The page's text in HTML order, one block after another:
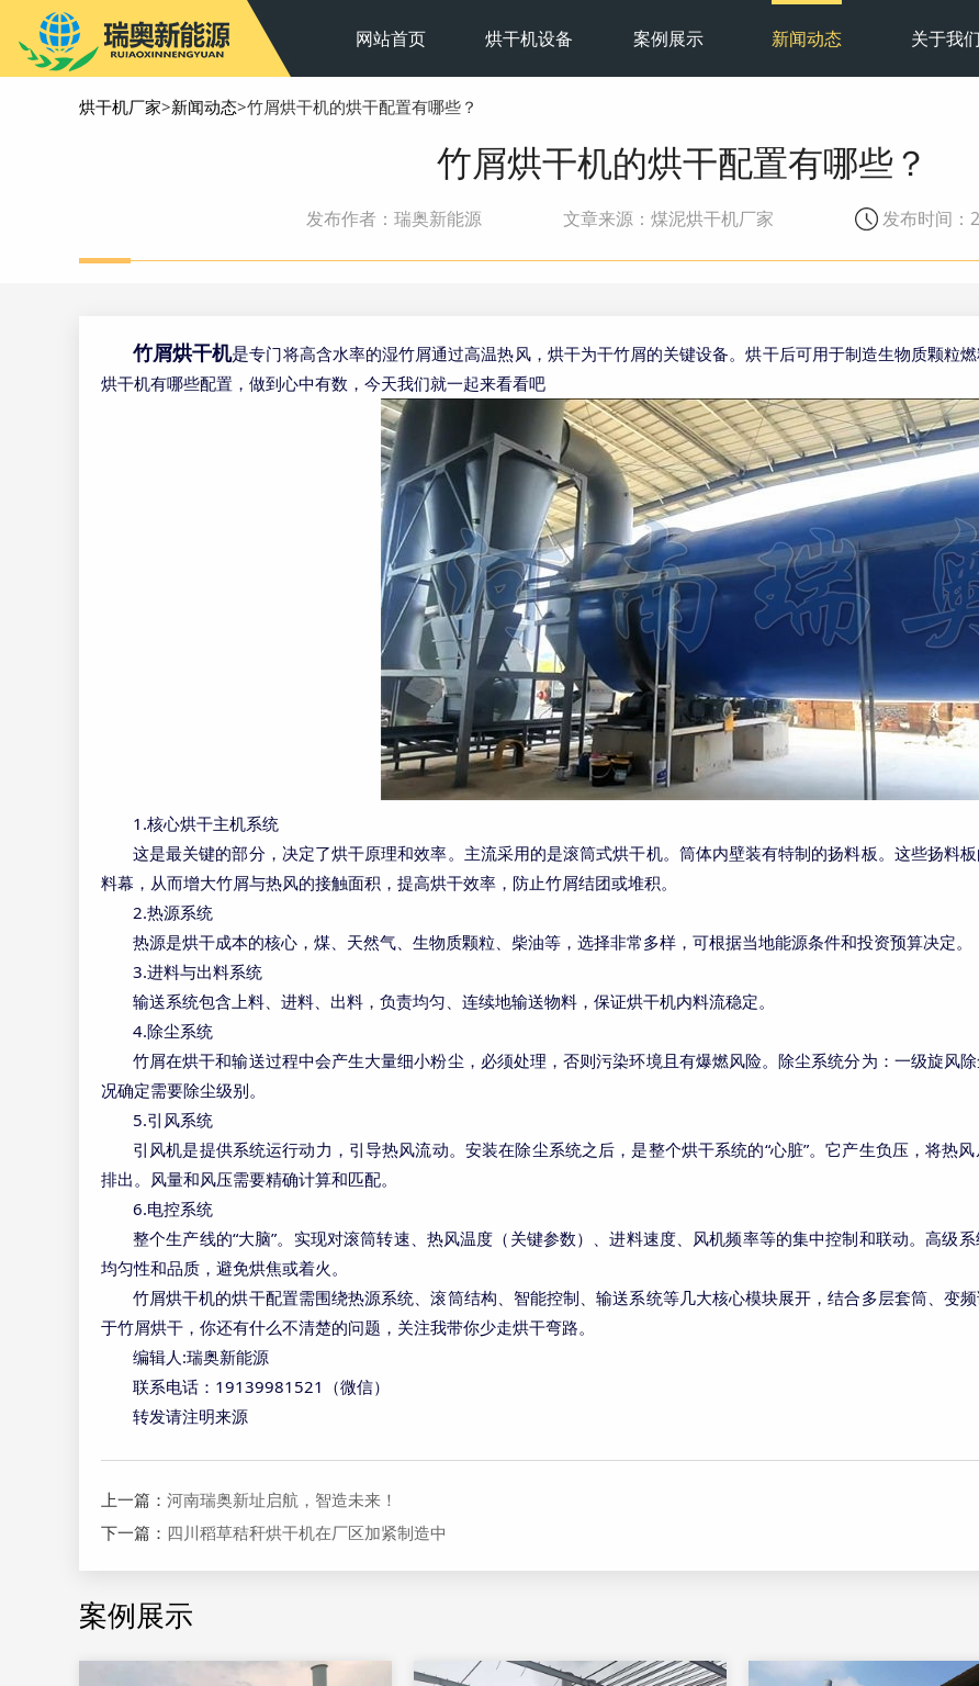
网站首页 烘干机设备 案例展示 新闻动态 关于我们
烘干机厂家>新闻动态>竹屑烘干机的烘干配置有哪些？
竹屑烘干机的烘干配置有哪些？
发布作者：瑞奥新能源 文章来源：煤泥烘干机厂家 发布时间：
竹屑烘干机是专门将高含水率的湿竹屑通过高温热风，烘干为干竹屑的关键设备。烘干后可用于制造生物质颗粒
烘干机有哪些配置，做到心中有数，今天我们就一起来看看吧
1.核心烘干主机系统
这是最关键的部分，决定了烘干原理和效率。主流采用的是滚筒式烘干机。筒体内壁装有特制的扬料板。这些扬料
料幕，从而增大竹屑与热风的接触面积，提高烘干效率，防止竹屑结团或堆积。
2.热源系统
热源是烘干成本的核心，煤、天然气、生物质颗粒、柴油等，选择非常多样，可根据当地能源条件和投资预算决定。
3.进料与出料系统
输送系统包含上料、进料、出料，负责均匀、连续地输送物料，保证烘干机内料流稳定。
4.除尘系统
竹屑在烘干和输送过程中会产生大量细小粉尘，必须处理，否则污染环境且有爆燃风险。除尘系统分为：一级旋风
况确定需要除尘级别。
5.引风系统
引风机是提供系统运行动力，引导热风流动。安装在除尘系统之后，是整个烘干系统的“心脏”。它产生负压，将热
排出。风量和风压需要精确计算和匹配。
6.电控系统
整个生产线的“大脑”。实现对滚筒转速、热风温度（关键参数）、进料速度、风机频率等的集中控制和联动。高级
均匀性和品质，避免烘焦或着火。
竹屑烘干机的烘干配置需围绕热源系统、滚筒结构、智能控制、输送系统等几大核心模块展开，结合多层套筒、变
于竹屑烘干，你还有什么不清楚的问题，关注我带你少走烘干弯路。
编辑人 :瑞奥新能源
联系电话： 19139981521
（微信）
转发请注明来源
上一篇： 河南瑞奥新址启航，智造未来！
下一篇： 四川稻草秸秆烘干机在厂区加紧制造中
案例展示